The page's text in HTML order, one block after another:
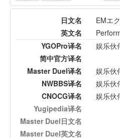
日文名
EMエ
英文名
YGOPro译名
娱乐伙
简中官方译名
Master Duel译名
娱乐伙
NWBBS译名
娱乐伙
CNOCG译名
娱乐伙
Yugipedia译名
Master Duel日文名
Master Duel英文名